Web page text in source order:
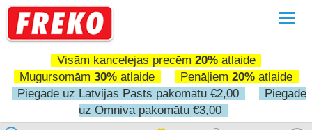
Visām kancelejas precēm 20%atlaide
Mugursomām 30% atlaide Penāļiem 20% atlaide
Piegāde uz Latvijas Pasts pakomātu €2,00
Piegāde
uz Omniva pakomātu €3,00